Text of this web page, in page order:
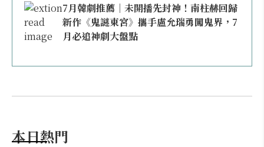
7月韓劇推薦｜未開播先封神！南柱赫回歸
新作《鬼謎東宮》攜手盧允瑞勇闖鬼界，7
月必追神劇大盤點
本日熱門